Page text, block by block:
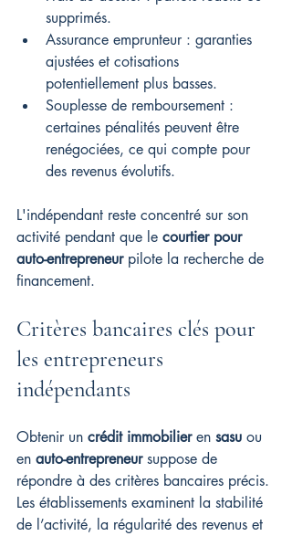
supprimés.
Assurance emprunteur : garanties
ajustées et cotisations
potentiellement plus basses.
Souplesse de remboursement :
certaines pénalités peuvent être
renégociées, ce qui compte pour
des revenus évolutifs.
L'indépendant reste concentré sur son
activité pendant que le courtier pour
auto-entrepreneur pilote la recherche de
financement.
Critères bancaires clés pour
les entrepreneurs
indépendants
Obtenir un crédit immobilier en sasu ou
en auto-entrepreneur suppose de
répondre à des critères bancaires précis.
Les établissements examinent la stabilité
de l’activité, la régularité des revenus et